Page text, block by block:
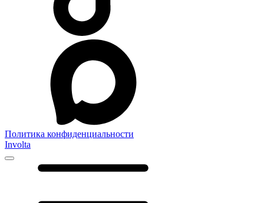
Политика конфиденциальности
Involta